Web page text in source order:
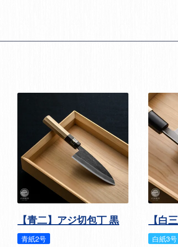
【青二】アジ切包丁 黒
青紙2号
【白
白紙3号